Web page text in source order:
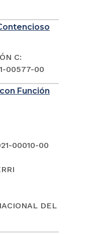
C:
00577-00
Función
00010-00
DEL